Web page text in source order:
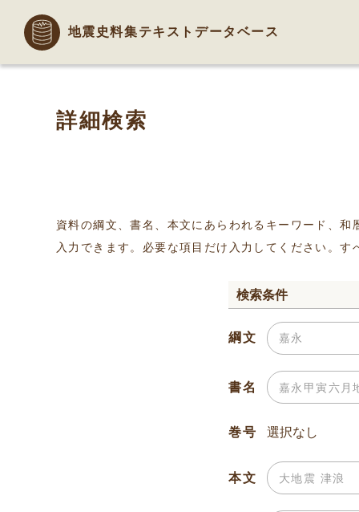
地震史料集テキストデータベース
詳細検索
資料の綱文、書名、本文にあらわれるキーワード、
入力できます。必要な項目だけ入力してください。
検索条件
綱文
書名
巻号
本文